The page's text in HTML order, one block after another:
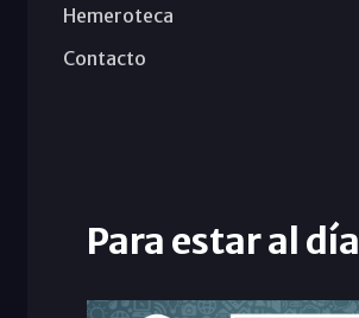
Hemeroteca
Contacto
Para estar al día